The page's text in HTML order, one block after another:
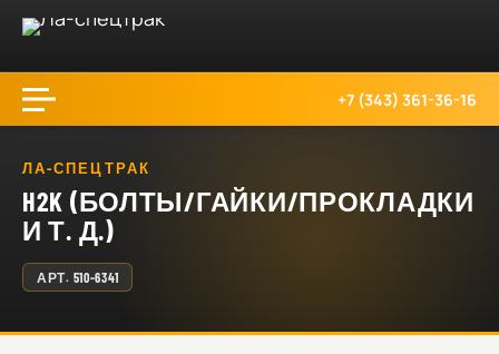
+7 (343) 361-36-16
ЛА-СПЕЦТРАК
H2K (БОЛТЫ/ГАЙКИ/ПРОКЛАДКИ
И Т. Д.)
АРТ. 510-6341